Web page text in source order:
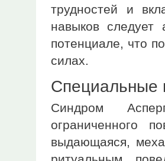
трудностей и
навыков следует
потенциале, что
силах.
Специальные
Синдром
ограниченного
выдающаяся,